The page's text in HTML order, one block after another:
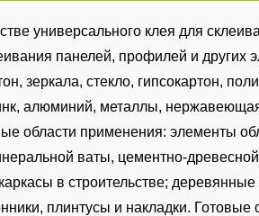
универсального клея для
панелей, профилей и
зеркала, стекло, гипсокартон,
алюминий, металлы,
области применения: элементы
ваты, цементно-
в строительстве;
плинтусы и накладки. Готовые